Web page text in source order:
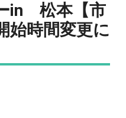
in 松本【市
始時間変更に